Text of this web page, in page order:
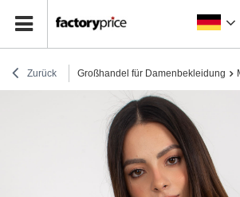
Zurück Großhandel für Damenbekleidung